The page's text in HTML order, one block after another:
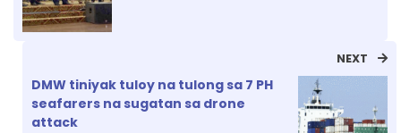
NEXT
DMW tiniyak tuloy na tulong sa 7 PH
seafarers na sugatan sa drone
attack